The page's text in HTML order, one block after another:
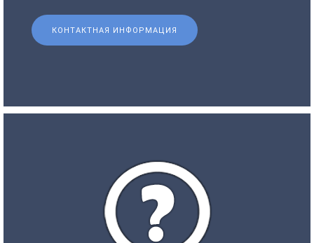
КОНТАКТНАЯ ИНФОРМАЦИЯ